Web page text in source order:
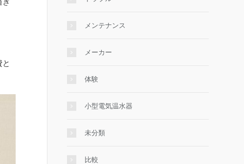
ぎ
メンテナンス
メーカー
体験
小型電気温水器
未分類
比較